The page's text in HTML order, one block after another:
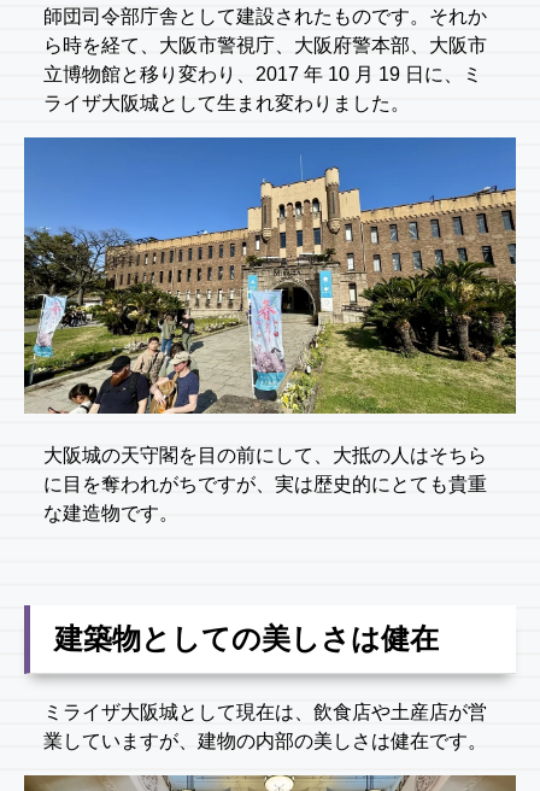
師団司令部庁舎として建設されたものです。それか
ら時を経て、大阪市警視庁、大阪府警本部、大阪市
立博物館と移り変わり、2017 年 10 月 19 日に、ミ
ライザ大阪城として生まれ変わりました。
大阪城の天守閣を目の前にして、大抵の人はそちら
に目を奪われがちですが、実は歴史的にとても貴重
な建造物です。
建築物としての美しさは健在
ミライザ大阪城として現在は、飲食店や土産店が営
業していますが、建物の内部の美しさは健在です。